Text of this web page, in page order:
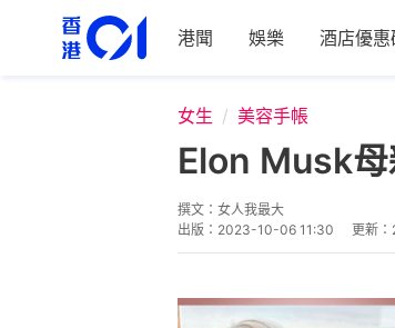
港聞 娛樂 酒店優惠
女生 美容手帳
Elon Musk
撰文： 女人我最大
出版： 2023-10-06 11:30 更新：